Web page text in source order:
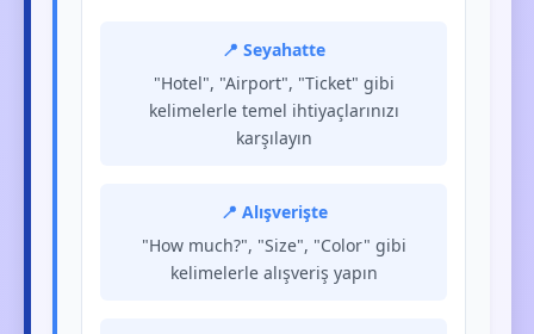
📍 Seyahatte
"Hotel", "Airport", "Ticket" gibi
kelimelerle temel ihtiyaçlarınızı
karşılayın
📍 Alışverişte
"How much?", "Size", "Color" gibi
kelimelerle alışveriş yapın